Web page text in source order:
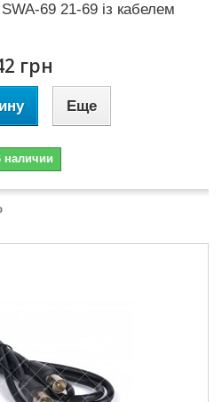
69 21-69 із кабелем
грн
Еще
наличии